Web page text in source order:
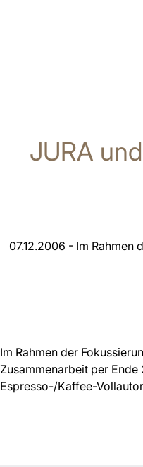
JURA
07.12.2006 - Im Rahmen
Im Rahmen der
Zusammenarbeit per
Espresso-/Kaffee-